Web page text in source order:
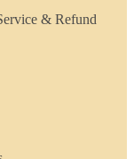
& Refund